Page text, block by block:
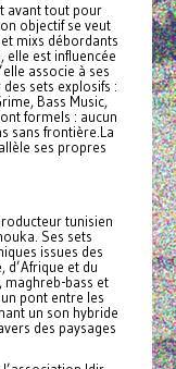
avant tout pour
objectif se veut
mixs débordants
elle est influencée
associe à ses
sets explosifs :
Bass Music,
formels : aucun
sans frontière.La
ses propres
tunisien
Ses sets
issues des
d’Afrique et du
maghreb-bass et
pont entre les
un son hybride
des paysages